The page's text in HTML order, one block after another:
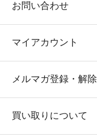
お問い合わせ
マイアカウント
メルマガ登録・解除
買い取りについて